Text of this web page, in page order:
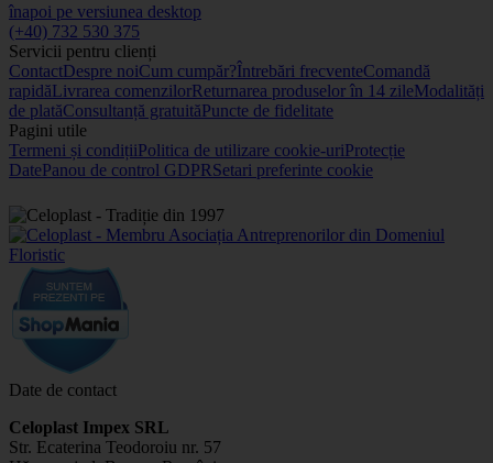
înapoi pe versiunea desktop
(+40) 732 530 375
Servicii pentru clienți
ContactDespre noiCum cumpăr?Întrebări frecventeComandă
rapidăLivrarea comenzilorReturnarea produselor în 14 zileModalități
de platăConsultanță gratuităPuncte de fidelitate
Pagini utile
Termeni și condițiiPolitica de utilizare cookie-uriProtecție
DatePanou de control GDPRSetari preferinte cookie
Date de contact
Celoplast Impex SRL
Str. Ecaterina Teodoroiu nr. 57